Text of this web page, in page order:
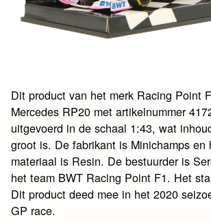
Dit product van het merk Racing Point
Mercedes RP20 met artikelnummer
uitgevoerd in de schaal 1:43, wat
groot is. De fabrikant is Minichamps en
materiaal is Resin. De bestuurder is
het team BWT Racing Point F1. Het
Dit product deed mee in het 2020
GP race.